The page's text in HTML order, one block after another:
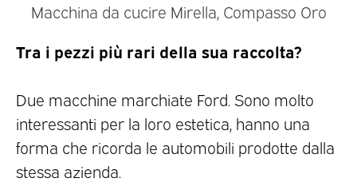
Macchina da cucire Mirella, Compasso Oro
Tra i pezzi più rari della sua raccolta?
Due macchine marchiate Ford. Sono molto
interessanti per la loro estetica, hanno una
forma che ricorda le automobili prodotte dalla
stessa azienda.